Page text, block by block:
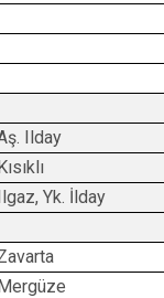
Ilday
Yk. İlday